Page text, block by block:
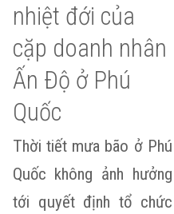
nhiệt đới của
cặp doanh nhân
Ấn Độ ở Phú
Quốc
Thời tiết mưa bão ở Phú
Quốc không ảnh hưởng
tới quyết định tổ chức